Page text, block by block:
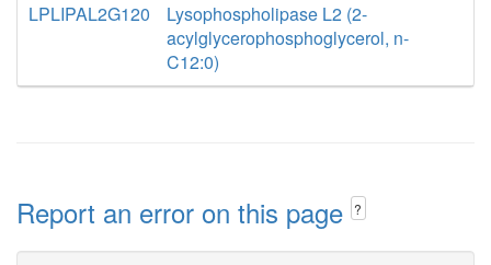
LPLIPAL2G120
Lysophospholipase L2 (2-
acylglycerophosphoglycerol, n-
C12:0)
Report an error on this page ?